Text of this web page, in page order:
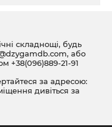
складнощі, будь
, або
+38(096)889-21-91
за адресою:
дивіться за